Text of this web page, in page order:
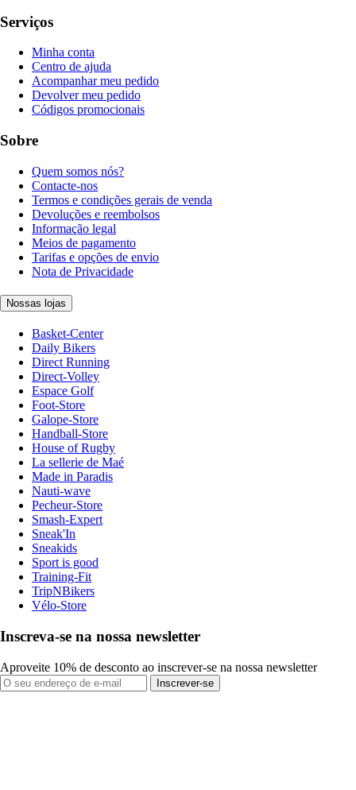
Serviços
Minha conta
Centro de ajuda
Acompanhar meu pedido
Devolver meu pedido
Códigos promocionais
Sobre
Quem somos nós?
Contacte-nos
Termos e condições gerais de venda
Devoluções e reembolsos
Informação legal
Meios de pagamento
Tarifas e opções de envio
Nota de Privacidade
Nossas lojas
Basket-Center
Daily Bikers
Direct Running
Direct-Volley
Espace Golf
Foot-Store
Galope-Store
Handball-Store
House of Rugby
La sellerie de Maé
Made in Paradis
Nauti-wave
Pecheur-Store
Smash-Expert
Sneak'In
Sneakids
Sport is good
Training-Fit
TripNBikers
Vélo-Store
Inscreva-se na nossa newsletter
Aproveite 10% de desconto ao inscrever-se na nossa newsletter
Inscrever-se